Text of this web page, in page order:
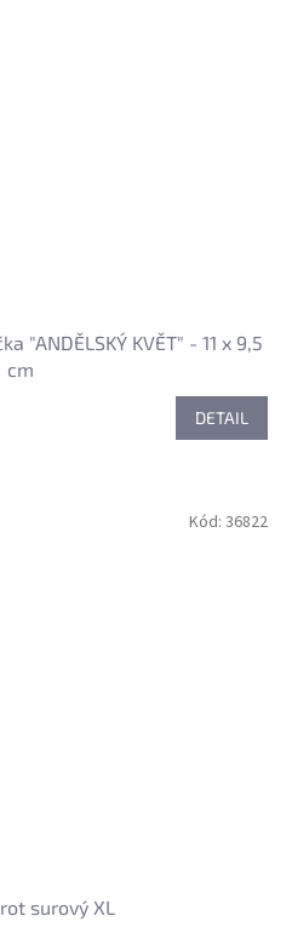
"ANDĚLSKÝ KVĚT" - 11 x 9,5
cm
DETAIL
surový XL
Kód: 36822